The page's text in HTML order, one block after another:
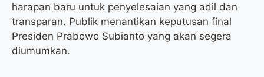
harapan baru untuk penyelesaian yang adil dan
transparan. Publik menantikan keputusan final
Presiden Prabowo Subianto yang akan segera
diumumkan.